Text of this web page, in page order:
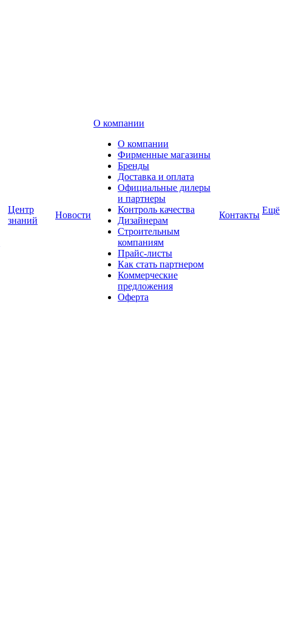
Центр
знаний
Новости
О компании
О компании
Фирменные магазины
Бренды
Доставка и оплата
Официальные дилеры
и партнеры
Контроль качества
Дизайнерам
Строительным
компаниям
Прайс-листы
Как стать партнером
Коммерческие
предложения
Оферта
Контакты Ещё